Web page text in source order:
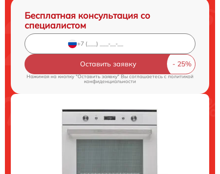
Бесплатная консультация со
специалистом
Оставить заявку
Нажимая на кнопку "Оставить заявку" Вы соглашаетесь cполитикой
конфиденциальности